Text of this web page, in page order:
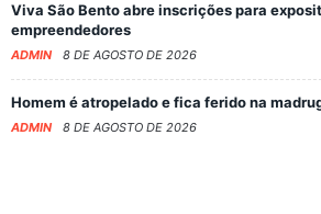
Viva São Bento abre inscrições para
empreendedores
ADMIN 8 DE AGOSTO DE 2026
Homem é atropelado e fica ferido na
ADMIN 8 DE AGOSTO DE 2026